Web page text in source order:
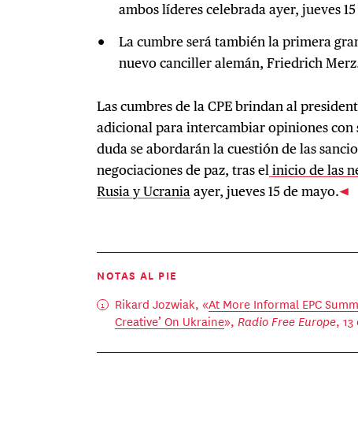
ambos líderes celebrada ayer, jueves
La cumbre será también la primera
nuevo canciller alemán, Friedrich
Las cumbres de la CPE brindan al
adicional para intercambiar opiniones con
duda se abordarán la cuestión de las
negociaciones de paz, tras el inicio de las
Rusia y Ucrania ayer, jueves 15 de mayo.
NOTAS AL PIE
Rikard Jozwiak, «At More Informal EPC
Creative’ On Ukraine»,Radio Free Europe,